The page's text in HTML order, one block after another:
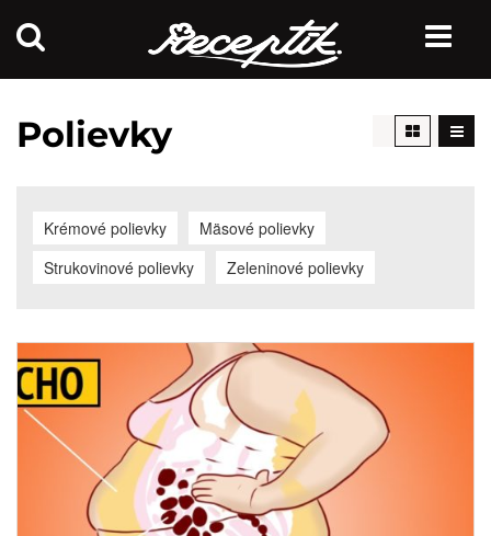
Polievky
Krémové polievky
Mäsové polievky
Strukovinové polievky
Zeleninové polievky